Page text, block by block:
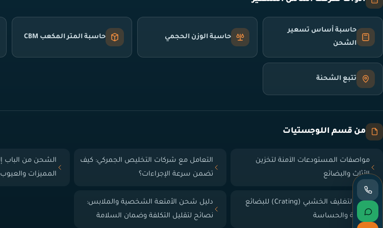
حاسبة أساس تسعير
الشحن
حاسبة الوزن الحجمي حاسبة المتر المكعب CBM
تتبع الشحنة
من قسم اللوجستيات
مواصفات المستودعات الآمنة لتخزين
الأثاث والبضائع
التعامل مع شركات التخليص الجمركي: كيف
تضمن سرعة الإجراءات؟
المميزات والعيوب
دليل التغليف الخشبي (Crating) للبضائع
الثقيلة والحساسة
دليل شحن الأمتعة الشخصية والملابس:
نصائح لتقليل التكلفة وضمان السلامة